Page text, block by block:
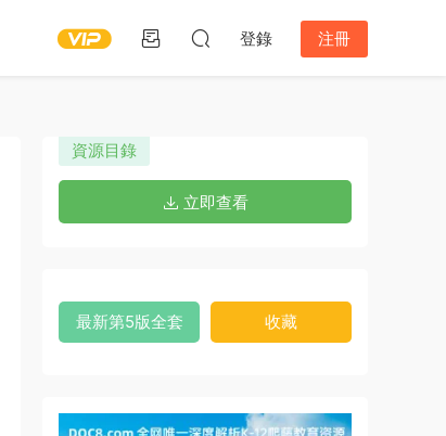
登錄 注冊
資源目錄
立即查看
最新第5版全套 收藏